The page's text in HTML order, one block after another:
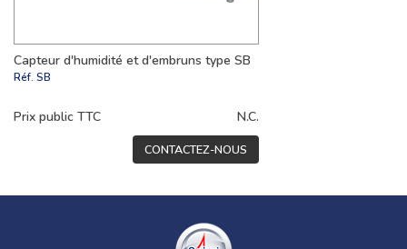
Capteur d'humidité et d'embruns type SB
Réf. SB
Prix public TTC N.C.
CONTACTEZ-NOUS